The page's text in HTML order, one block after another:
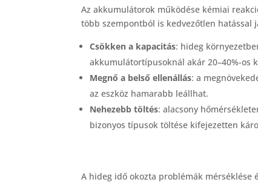
Az akkumulátorok működése kémiai
több szempontból is kedvezőtlen hatással
Csökken a kapacitás: hideg
akkumulátortípusoknál akár 20–40%-os
Megnő a belső ellenállás: a
az eszköz hamarabb leállhat.
Nehezebb töltés: alacsony
bizonyos típusok töltése kifejezetten
A hideg idő okozta problémák mérséklése